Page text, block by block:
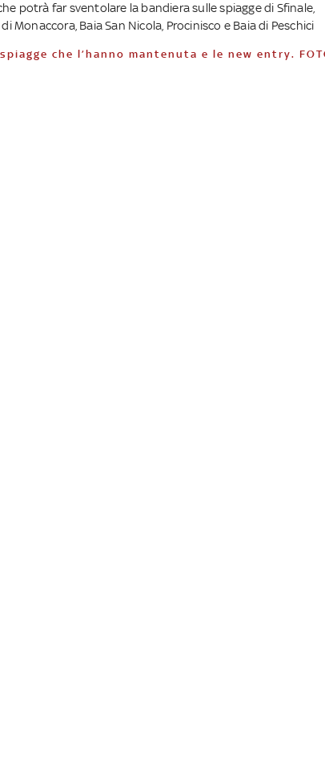
potrà far sventolare la bandiera sulle spiagge di Sfinale,
Monaccora, Baia San Nicola, Procinisco e Baia di Peschici
che l’hanno mantenuta e le new entry.